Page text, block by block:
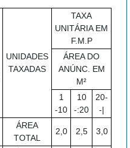
UNIDADES
TAXADAS
TAXA
UNITÁRIA EM
F.M.P
ÁREA DO
ANÚNC. EM
M²
1
-10
10
-:20
20-
-|
ÁREA
TOTAL
2,0 2,5 3,0